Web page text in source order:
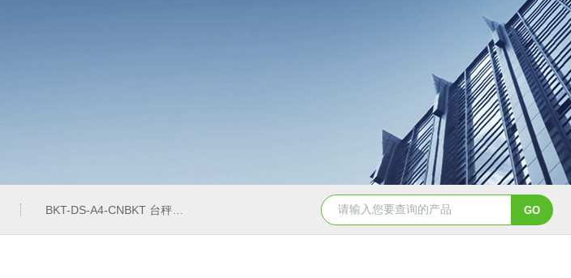
BKT-DS-A4-CNBKT 台秤、落地秤 BCT-DS-A4-CNBCT 平台、落地计数秤 AE504-